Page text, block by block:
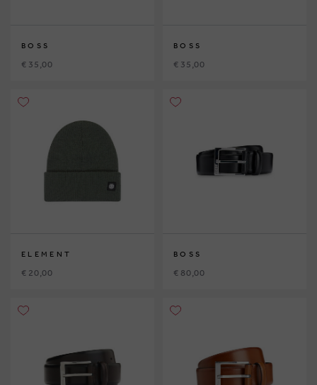
BOSS
€ 35,00
BOSS
€ 35,00
ELEMENT
€ 20,00
BOSS
€ 80,00